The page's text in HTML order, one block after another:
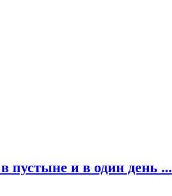
пустыне и в один день ...